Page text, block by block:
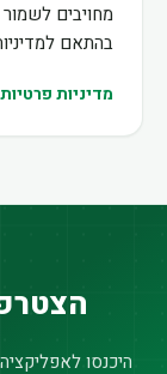
מחויבים
בהתאם
מדיניות פרטיות
היכנסו